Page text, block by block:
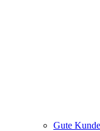
Gute